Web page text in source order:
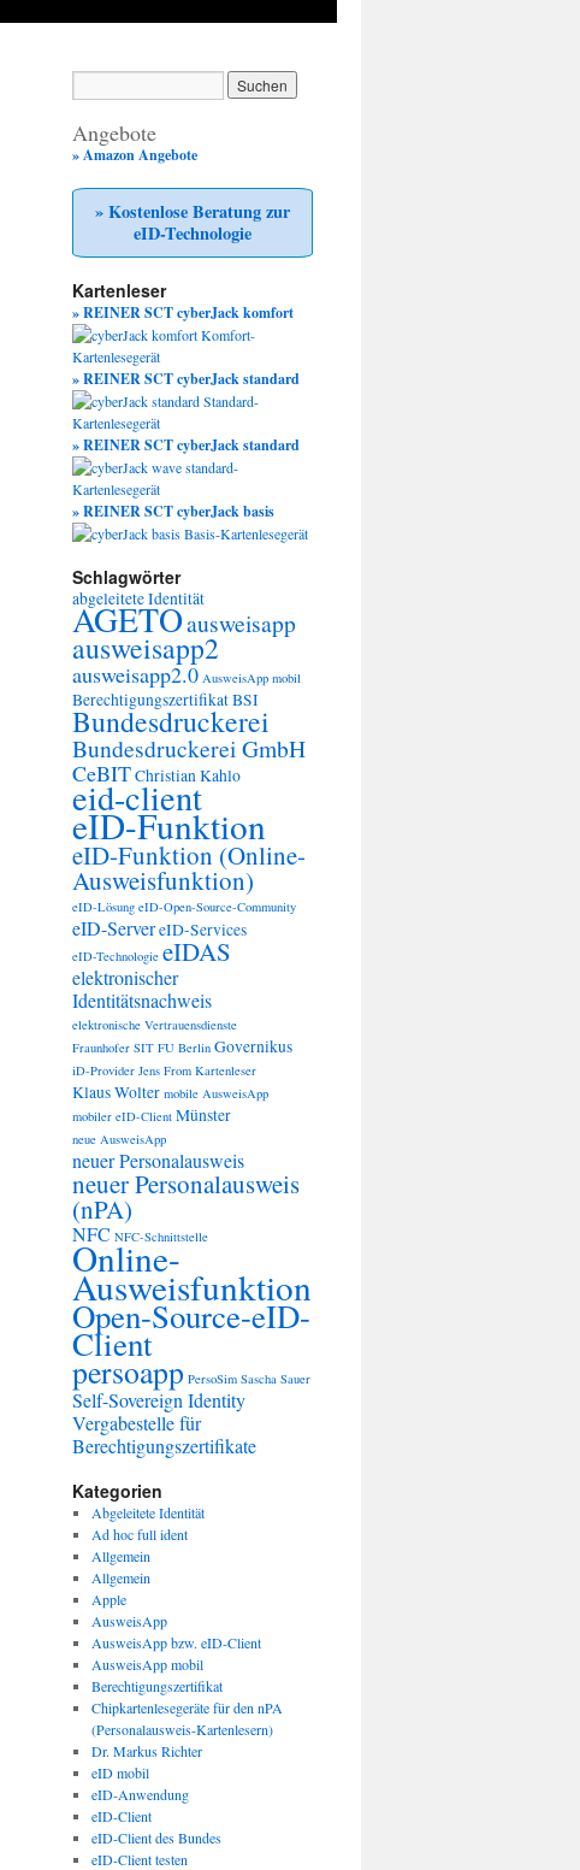
Angebote
» Amazon Angebote
» Kostenlose Beratung zur
eID-Technologie
Kartenleser
» REINER SCT cyberJack komfort
» REINER SCT cyberJack standard
» REINER SCT cyberJack standard
» REINER SCT cyberJack basis
Schlagwörter
abgeleitete Identität
AGETOausweisapp
ausweisapp2
ausweisapp2.0 AusweisApp mobil
BerechtigungszertifikatBSI
Bundesdruckerei
Bundesdruckerei GmbH
CeBITChristian Kahlo
eid-client
eID-Funktion
eID-Funktion (Online-
Ausweisfunktion)
eID-Lösung eID-Open-Source-Community
eID-ServereID-Services
eID-Technologie eIDAS
elektronischer
Identitätsnachweis
elektronische Vertrauensdienste
Fraunhofer SIT FU Berlin Governikus
iD-Provider Jens From Kartenleser
Klaus Wolter mobile AusweisApp
mobiler eID-Client Münster
neue AusweisApp
neuer Personalausweis
neuer Personalausweis
(nPA)
NFC NFC-Schnittstelle
Online-
Ausweisfunktion
Open-Source-eID-
Client
persoapp PersoSim Sascha Sauer
Self-Sovereign Identity
Vergabestelle für
Berechtigungszertifikate
Kategorien
Abgeleitete Identität
Ad hoc full ident
Allgemein
Allgemein
Apple
AusweisApp
AusweisApp bzw. eID-Client
AusweisApp mobil
Berechtigungszertifikat
Chipkartenlesegeräte für den nPA
(Personalausweis-Kartenlesern)
Dr. Markus Richter
eID mobil
eID-Anwendung
eID-Client
eID-Client des Bundes
eID-Client testen